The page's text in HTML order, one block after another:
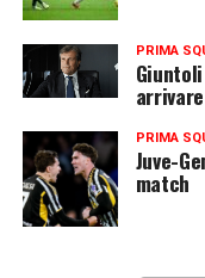
PRIMA
PRIMA
Juve-
match